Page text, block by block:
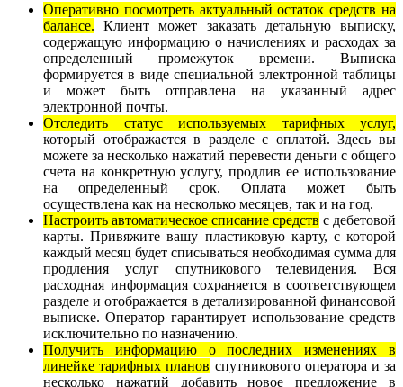
Оперативно посмотреть актуальный остаток средств на
балансе. Клиент может заказать детальную выписку,
содержащую информацию о начислениях и расходах за
определенный промежуток времени. Выписка
формируется в виде специальной электронной таблицы
и может быть отправлена на указанный адрес
электронной почты.
Отследить статус используемых тарифных услуг,
который отображается в разделе с оплатой. Здесь вы
можете за несколько нажатий перевести деньги с общего
счета на конкретную услугу, продлив ее использование
на определенный срок. Оплата может быть
осуществлена как на несколько месяцев, так и на год.
Настроить автоматическое списание средств с дебетовой
карты. Привяжите вашу пластиковую карту, с которой
каждый месяц будет списываться необходимая сумма для
продления услуг спутникового телевидения. Вся
расходная информация сохраняется в соответствующем
разделе и отображается в детализированной финансовой
выписке. Оператор гарантирует использование средств
исключительно по назначению.
Получить информацию о последних изменениях в
линейке тарифных планов спутникового оператора и за
несколько нажатий добавить новое предложение в